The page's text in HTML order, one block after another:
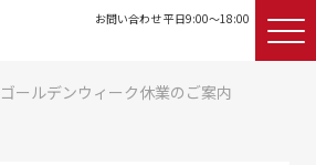
お問い合わせ 平日9:00〜18:00
ゴールデンウィーク休業のご案内